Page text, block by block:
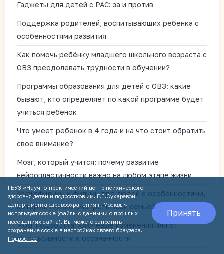
Гаджеты для детей с РАС: за и против
Поддержка родителей, воспитывающих ребенка с
особенностями развития
Как помочь ребёнку младшего школьного возраста с
ОВЗ преодолевать трудности в обучении?
Программы образования для детей с ОВЗ: какие
бывают, кто определяет по какой программе будет
учиться ребенок
Что умеет ребенок в 4 года и на что стоит обратить
свое внимание?
Мозг, который учится: почему развитие
нейропластичности важно на любом этапе жизни
Мультфильмы и фильмы про людей с особенностями,
которые можно смотреть всей семьей
Мозг подростка: ключевые изменения или от
импульсивности к осознанности
ГБУЗ «Научно-практический центр психического
здоровья детей и подростков им. Г.Е.Сухаревой
Департамента здравоохранения г. Москвы»
использует cookie (файлы с данными о прошлых
посещениях сайта). Вы можете запретить
сохранение cookie в настройках своего браузера.
Подробнее
Принять